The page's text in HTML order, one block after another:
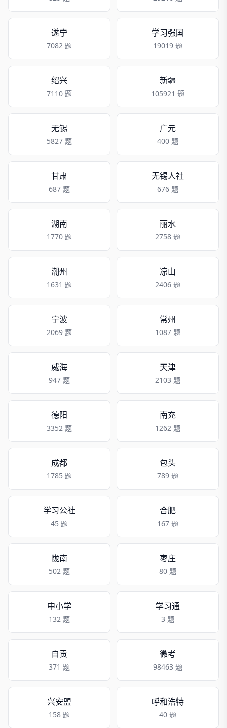
遂宁
7082 题
学习强国
19019 题
绍兴
7110 题
新疆
105921 题
无锡
5827 题
广元
400 题
甘肃
687 题
无锡人社
676 题
湖南
1770 题
丽水
2758 题
潮州
1631 题
凉山
2406 题
宁波
2069 题
常州
1087 题
威海
947 题
天津
2103 题
德阳
3352 题
南充
1262 题
成都
1785 题
包头
789 题
学习公社
45 题
合肥
167 题
陇南
502 题
枣庄
80 题
中小学
132 题
学习通
3 题
自贡
371 题
微考
98463 题
兴安盟
158 题
呼和浩特
40 题